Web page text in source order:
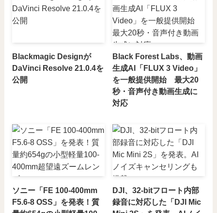
Blackmagic Designが
DaVinci Resolve 21.0.4を
公開
Black Forest Labs、動画
生成AI「FLUX 3 Video」
を一般提供開始 最大20
秒・音声付き動画生成に
対応
ソニー「FE 100-400mm
F5.6-8 OSS」を発表！質
DJI、32-bitフロート内部
録音に対応した「DJI Mic